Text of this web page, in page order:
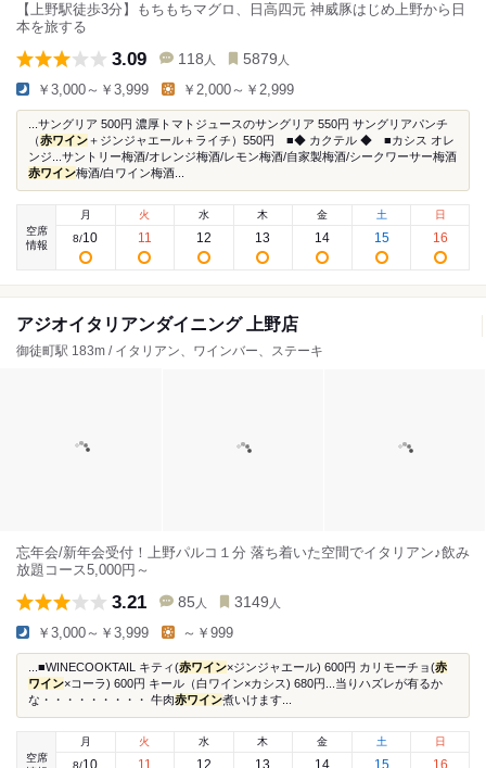
【上野駅徒歩3分】もちもちマグロ、日高四元 神威豚はじめ上野から日
本を旅する
3.09 118 人 5879 人
￥3,000～￥3,999 ￥2,000～￥2,999
...サングリア 500円 濃厚トマトジュースのサングリア 550円 サングリアパンチ
（赤ワイン＋ジンジャエール＋ライチ）550円 ■◆ カクテル ◆ ■カシス オレ
ンジ...サントリー梅酒/オレンジ梅酒/レモン梅酒/自家製梅酒/シークワーサー梅酒
赤ワイン梅酒/白ワイン梅酒...
空席
情報
月
8/10
火
11
水
12
木
13
金
14
土
15
日
16
アジオイタリアンダイニング 上野店
御徒町駅 183m / イタリアン、ワインバー、ステーキ
忘年会/新年会受付！上野パルコ１分 落ち着いた空間でイタリアン♪飲み
放題コース5,000円～
3.21 85 人 3149 人
￥3,000～￥3,999 ～￥999
...■WINECOOKTAIL キティ(赤ワイン×ジンジャエール) 600円 カリモーチョ(赤
ワイン×コーラ) 600円 キール（白ワイン×カシス) 680円...当りハズレが有るか
な・・・・・・・・・ 牛肉赤ワイン煮いけます...
空席
月
火 水 木 金 土 日